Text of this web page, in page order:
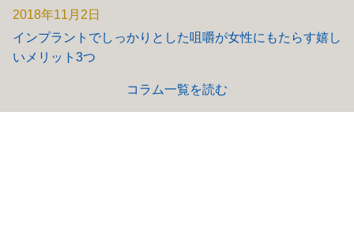
2018年11月2日
インプラントでしっかりとした咀嚼が女性にもたらす嬉し
いメリット3つ
コラム一覧を読む